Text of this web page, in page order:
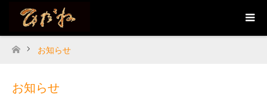
ホーム
お知らせ
お知らせ